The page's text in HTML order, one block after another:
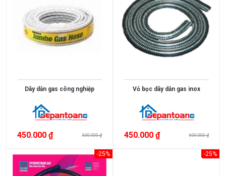
Dây dẫn gas công nghiệp
450.000 ₫ 600.000 ₫
Vỏ bọc dây dẫn gas inox
450.000 ₫ 600.000 ₫
-25% -25%